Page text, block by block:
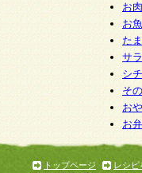
お
お
た
サ
シ
そ
お
お
トップページ
レシピ